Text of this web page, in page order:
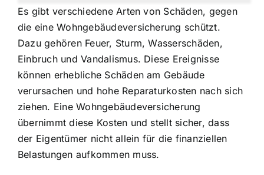
Es gibt verschiedene Arten von Schäden, gegen
die eine Wohngebäudeversicherung schützt.
Dazu gehören Feuer, Sturm, Wasserschäden,
Einbruch und Vandalismus. Diese Ereignisse
können erhebliche Schäden am Gebäude
verursachen und hohe Reparaturkosten nach sich
ziehen. Eine Wohngebäudeversicherung
übernimmt diese Kosten und stellt sicher, dass
der Eigentümer nicht allein für die finanziellen
Belastungen aufkommen muss.